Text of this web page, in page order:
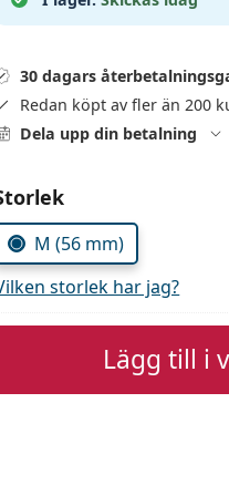
30 dagars
Redan köpt av fler än 200
Dela upp din betalning
parametrar
M (56 mm)
storlek har jag?
Lägg till i